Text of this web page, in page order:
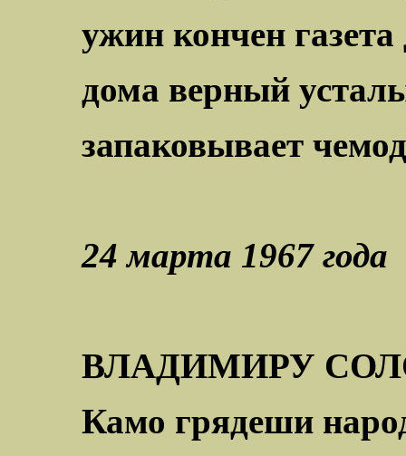
ужин кончен
дома верный
запаковывает
24 марта 1967 года
ВЛАДИМИРУ
Камо грядеши